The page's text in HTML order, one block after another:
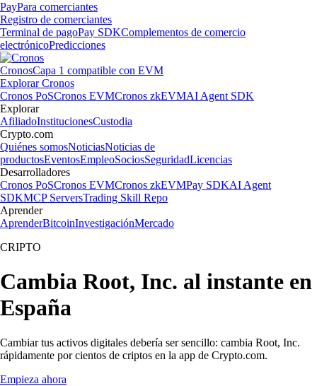
PayPara comerciantes
Registro de comerciantes
Terminal de pagoPay SDKComplementos de comercio
electrónicoPredicciones
CronosCapa 1 compatible con EVM
Explorar Cronos
Cronos PoSCronos EVMCronos zkEVMAI Agent SDK
Explorar
AfiliadoInstitucionesCustodia
Crypto.com
Quiénes somosNoticiasNoticias de
productosEventosEmpleoSociosSeguridadLicencias
Desarrolladores
Cronos PoSCronos EVMCronos zkEVMPay SDKAI Agent
SDKMCP ServersTrading Skill Repo
Aprender
AprenderBitcoinInvestigaciónMercado
CRIPTO
Cambia Root, Inc. al instante en
España
Cambiar tus activos digitales debería ser sencillo: cambia Root, Inc.
rápidamente por cientos de criptos en la app de Crypto.com.
Empieza ahora